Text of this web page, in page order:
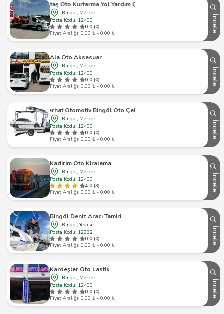
Bintaş Oto Kurtarma Yol Yardım Çekici
Bingöl, Merkez
Posta Kodu: 12400
0.0 (0)
Fiyat Aralığı: 0,00 ₺ - 0,00 ₺
İncele
Ala Oto Aksesuar
Bingöl, Merkez
Posta Kodu: 12400
0.0 (0)
Fiyat Aralığı: 0,00 ₺ - 0,00 ₺
İncele
Ferhat Otomotiv Bingöl Oto Çekici
Bingöl, Merkez
Posta Kodu: 12400
0.0 (0)
Fiyat Aralığı: 0,00 ₺ - 0,00 ₺
İncele
Kadirim Oto Kiralama
Bingöl, Merkez
Posta Kodu: 12400
4.0 (3)
Fiyat Aralığı: 0,00 ₺ - 0,00 ₺
İncele
Bingöl Deniz Aracı Tamiri
Bingöl, Yedisu
Posta Kodu: 12832
0.0 (0)
Fiyat Aralığı: 0,00 ₺ - 0,00 ₺
İncele
Kardeşler Oto Lastik
Bingöl, Merkez
Posta Kodu: 12400
0.0 (0)
Fiyat Aralığı: 0,00 ₺ - 0,00 ₺
İncele